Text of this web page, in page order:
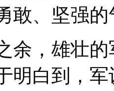
敢、坚强
余，雄壮
明白到，